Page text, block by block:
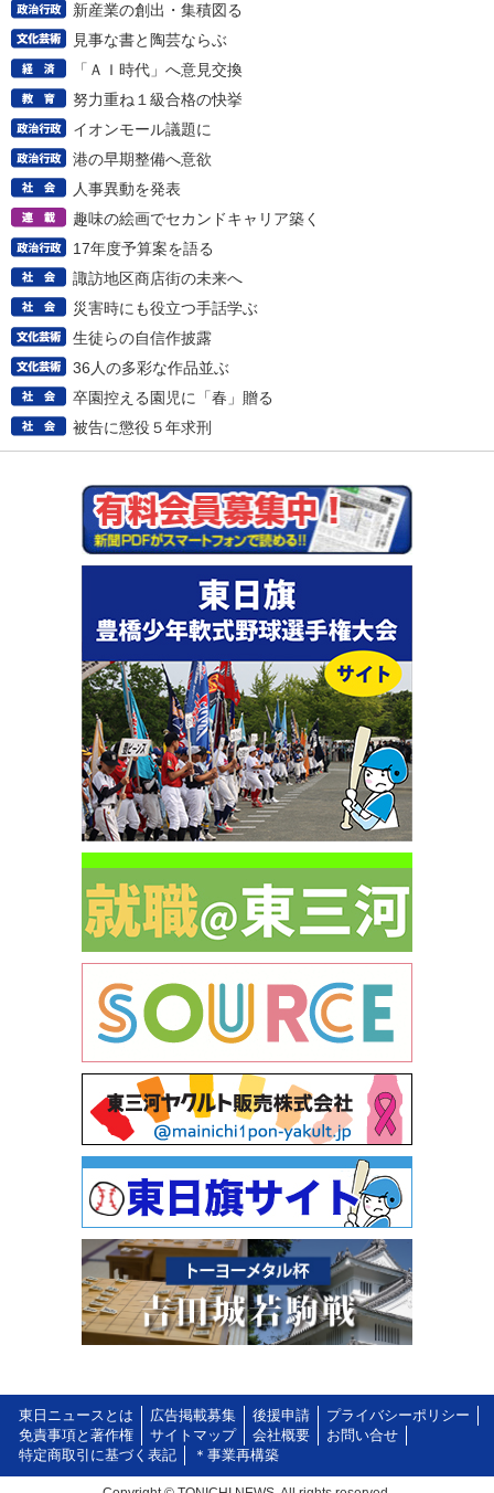
新産業の創出・集積図る
見事な書と陶芸ならぶ
「ＡＩ時代」へ意見交換
努力重ね１級合格の快挙
イオンモール議題に
港の早期整備へ意欲
人事異動を発表
趣味の絵画でセカンドキャリア築く
17年度予算案を語る
諏訪地区商店街の未来へ
災害時にも役立つ手話学ぶ
生徒らの自信作披露
36人の多彩な作品並ぶ
卒園控える園児に「春」贈る
被告に懲役５年求刑
東日ニュースとは 広告掲載募集 後援申請
プライバシーポリシー
免責事項と著作権
サイトマップ 会社概要
お問い合せ
特定商取引に基づく表記
＊事業再構築